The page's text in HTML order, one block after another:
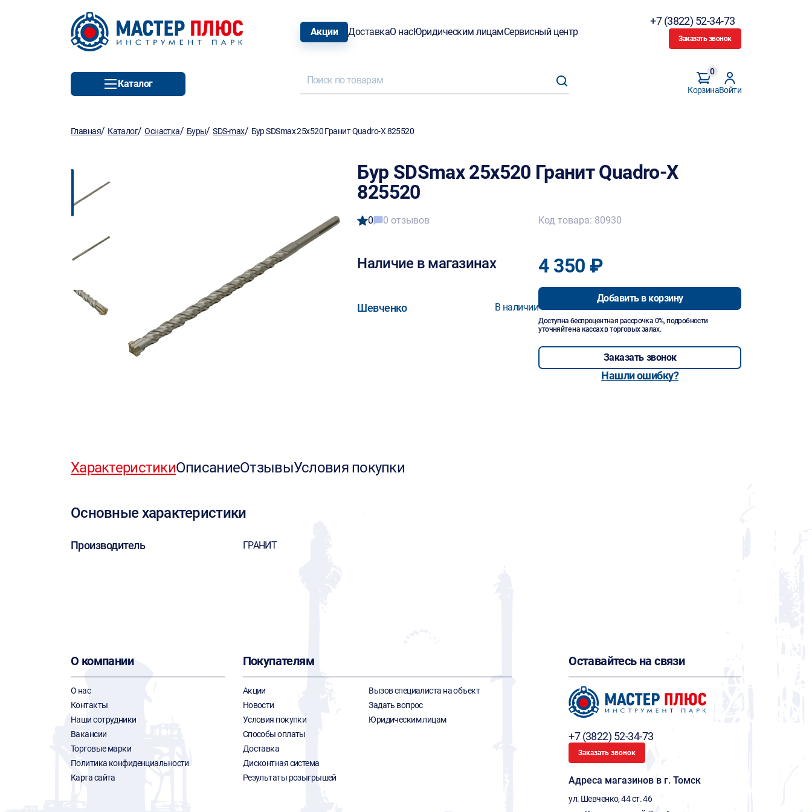
Акции ДоставкаО насЮридическим лицамСервисный центр
+7 (3822) 52-34-73
Заказать звонок
Каталог
Корзина
0
Войти
Главная/ Каталог/Оснастка/ Буры/SDS-max/ Бур SDSmax 25х520 Гранит Quadro-X 825520
Бур SDSmax 25х520 Гранит Quadro-X
825520
0 0 отзывов
Наличие в магазинах
Шевченко В наличии
Код товара: 80930
4 350 ₽
Добавить в корзину
Доступна беспроцентная рассрочка 0%, подробности
уточняйте на кассах в торговых залах.
Заказать звонок
Нашли ошибку?
ХарактеристикиОписаниеОтзывыУсловия покупки
Основные характеристики
Производитель ГРАНИТ
О компании
О нас
Контакты
Наши сотрудники
Вакансии
Торговые марки
Политика конфиденциальности
Карта сайта
Покупателям
Акции
Новости
Условия покупки
Способы оплаты
Доставка
Дисконтная система
Результаты розыгрышей
Вызов специалиста на объект
Задать вопрос
Юридическим лицам
Оставайтесь на связи
+7 (3822) 52-34-73
Заказать звонок
Адреса магазинов в г. Томск
ул. Шевченко, 44 ст. 46